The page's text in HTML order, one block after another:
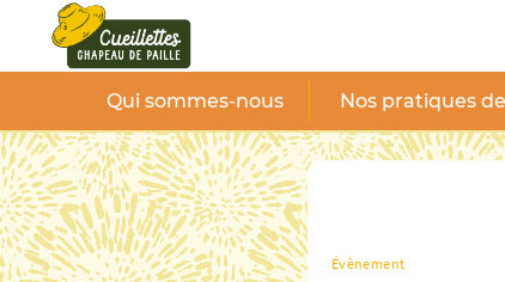
Qui sommes-nous Nos pratiques
Évènement
Panneau de gestion des cookies